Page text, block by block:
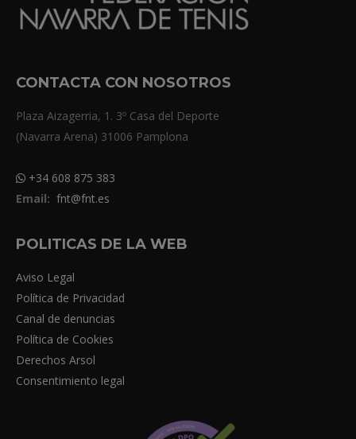
CONTACTA CON NOSOTROS
Plaza Aizagerria, 1. 3º Casa del Deporte
(Navarra Arena) 31006 Pamplona
+34 608 875 383
Email: fnt@fnt.es
POLITICAS DE LA WEB
Aviso Legal
Política de Privacidad
Canal de denuncias
Política de Cookies
Derechos Arsol
Consentimiento legal